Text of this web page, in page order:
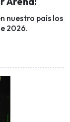
nuestro país los
2026.